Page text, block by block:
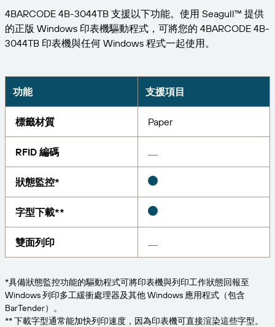
物品和庫存追蹤
BarTender Track & Trace
盤點
報告
產品
定價
按產業搜尋
航太
食品及飲料
醫材
製藥
透過解決方案
供應商標籤管理
解決方案概觀
學習
成功案例
部落格
資源庫
網路研討會
生命週期時間表
關於我們
職涯
合作夥伴目錄
透過合作夥伴目錄尋找 BarTender 合作夥伴並要求報
已經是 BarTender 的合作夥伴了嗎？了解如何登入合
作夥伴入口網站。
操作方法文章。
聯絡支援人員
提交支援請求，取得目前提供支援的 BarTender 產品
技術協助。
支援方案
為業務需求適時取得支援。
客戶入口網站
BarTender Cloud
Seagull Software
4BARCODE 4B-3044TB 支援以下功能。使用 Seagull™ 提供
的正版 Windows 印表機驅動程式，可將您的 4BARCODE 4B-
3044TB 印表機與任何 Windows 程式一起使用。
功能 支援項目
標籤材質 Paper
RFID 編碼
狀態監控*
字型下載**
雙面列印
*具備狀態監控功能的驅動程式可將印表機與列印工作狀態回報至
Windows 列印多工緩衝處理器及其他 Windows 應用程式（包含
BarTender）。
** 下載字型通常能加快列印速度，因為印表機可直接渲染這些字型。